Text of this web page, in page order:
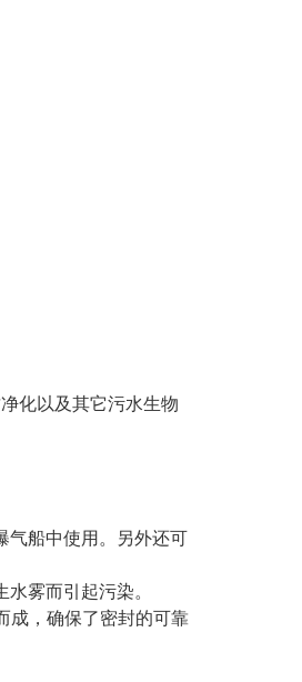
化以及其它污水生物
气船中使用。另外还可
雾而引起污染。
成，确保了密封的可靠